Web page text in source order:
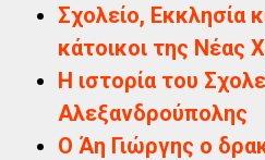
Σχολείο, Εκκλησία
κάτοικοι της Νέας
Η ιστορία του
Αλεξανδρούπολης
Ο Άη Γιώργης ο